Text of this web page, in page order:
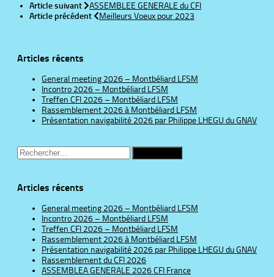
Article suivant
ASSEMBLEE GENERALE du CFI
Article précédent
Meilleurs Voeux pour 2023
Articles récents
General meeting 2026 – Montbéliard LFSM
Incontro 2026 – Montbéliard LFSM
Treffen CFI 2026 – Montbéliard LFSM
Rassemblement 2026 à Montbéliard LFSM
Présentation navigabilité 2026 par Philippe LHEGU du GNAV
Rechercher :
Articles récents
General meeting 2026 – Montbéliard LFSM
Incontro 2026 – Montbéliard LFSM
Treffen CFI 2026 – Montbéliard LFSM
Rassemblement 2026 à Montbéliard LFSM
Présentation navigabilité 2026 par Philippe LHEGU du GNAV
Rassemblement du CFI 2026
ASSEMBLEA GENERALE 2026 CFI France